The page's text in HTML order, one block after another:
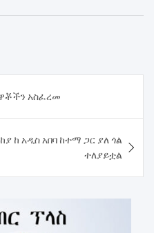
አስፈረመ
ከ አዲስ አበባ ከተማ ጋር ያለ ጎል
ተለያይቷል